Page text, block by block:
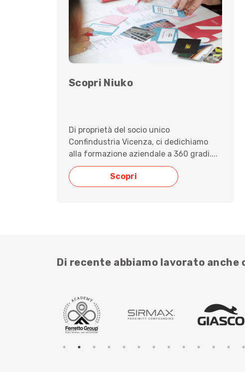
Scopri Niuko
Di proprietà del socio unico
Confindustria Vicenza, ci dedichiamo
alla formazione aziendale a 360 gradi....
Scopri
Di recente abbiamo lavorato anche